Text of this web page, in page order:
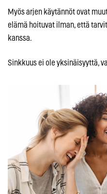
Myös arjen käytännöt ovat
elämä hoituvat ilman, että
kanssa.
Sinkkuus ei ole yksinäisyyttä,